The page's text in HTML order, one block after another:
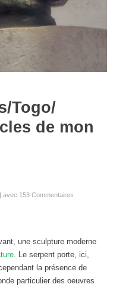
Togo/
de mon
avec 153 Commentaires
une sculpture moderne
. Le serpent porte, ici,
la présence de
particulier des oeuvres